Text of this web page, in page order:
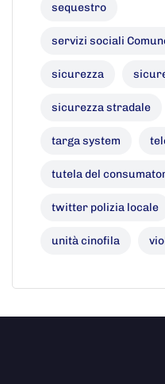
sequestro
servizi sociali
sicurezza
sicurezza stradale
targa system
tutela del
twitter polizia locale
unità cinofila